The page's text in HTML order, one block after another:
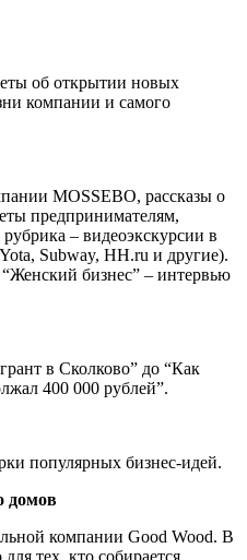
об открытии новых
компании и самого
MOSSEBO, рассказы о
предпринимателям,
– видеоэкскурсии в
Subway, HH.ru и другие).
бизнес” – интервью
в Сколково” до “Как
400 000 рублей”.
популярных бизнес-идей.
домов
компании Good Wood. В
тех, кто собирается